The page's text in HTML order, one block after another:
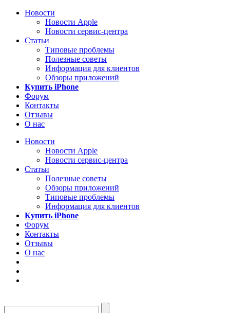
Новости
Новости Apple
Новости сервис-центра
Статьи
Типовые проблемы
Полезные советы
Информация для клиентов
Обзоры приложений
Купить iPhone
Форум
Контакты
Отзывы
О нас
Новости
Новости Apple
Новости сервис-центра
Статьи
Полезные советы
Обзоры приложений
Типовые проблемы
Информация для клиентов
Купить iPhone
Форум
Контакты
Отзывы
О нас